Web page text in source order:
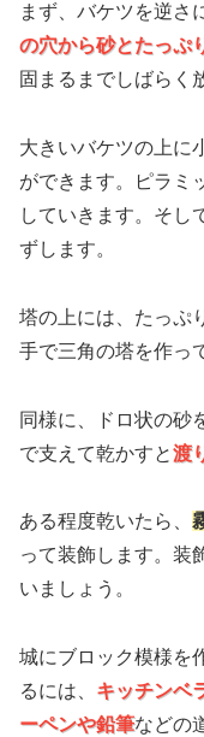
まず、バケツを逆さ
の穴から砂とたっぷ
固まるまでしばらく
大きいバケツの上に
ができます。ピラミ
していきます。そし
ずします。
塔の上には、たっぷ
手で三角の塔を作っ
同様に、ドロ状の砂
で支えて乾かすと渡
ある程度乾いたら、
って装飾します。装
いましょう。
城にブロック模様を
るには、 キッチンベ
ーペンや鉛筆などの